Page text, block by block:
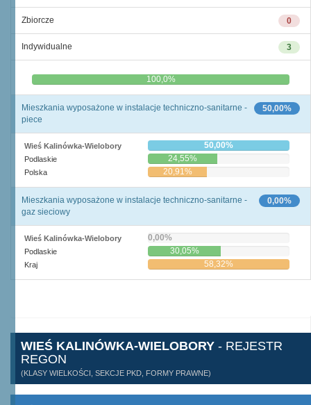
0
Zbiorcze
3
Indywidualne
0,0% 100,0%
50,00%
Mieszkania wyposażone w instalacje techniczno-sanitarne -
piece
Wieś Kalinówka-Wielobory 50,00%
Podlaskie 24,55%
Polska 20,91%
0,00%
Mieszkania wyposażone w instalacje techniczno-sanitarne -
gaz sieciowy
Wieś Kalinówka-Wielobory 0,00%
Podlaskie 30,05%
Kraj 58,32%
WIEŚ KALINÓWKA-WIELOBORY - REJESTR
REGON
(KLASY WIELKOŚCI, SEKCJE PKD, FORMY PRAWNE)